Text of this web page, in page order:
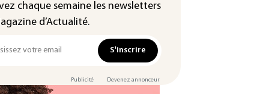
chaque semaine les newsletters
d’Actualité.
S'inscrire
Publicité Devenez annonceur